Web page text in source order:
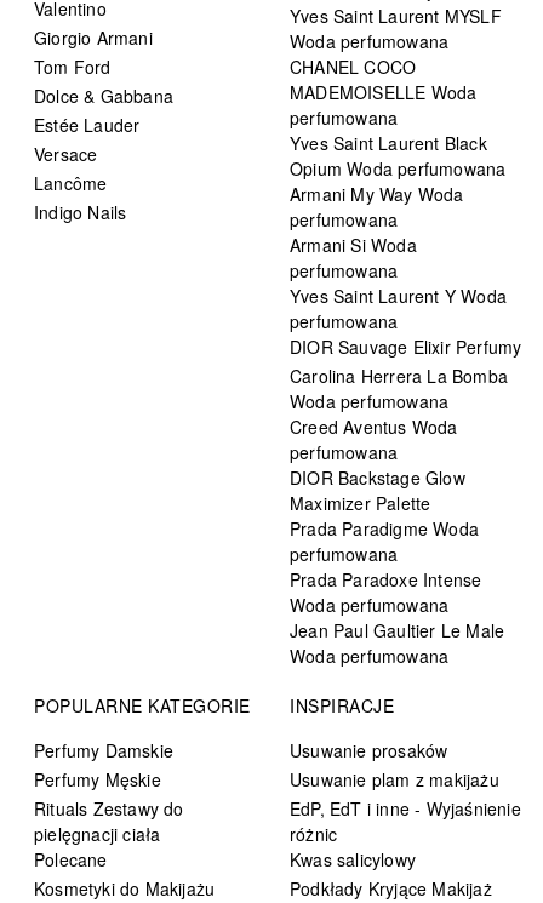
Valentino
Giorgio Armani
Tom Ford
Dolce & Gabbana
Estée Lauder
Versace
Lancôme
Indigo Nails
Yves Saint Laurent MYSLF
Woda perfumowana
CHANEL COCO
MADEMOISELLE Woda
perfumowana
Yves Saint Laurent Black
Opium Woda perfumowana
Armani My Way Woda
perfumowana
Armani Si Woda
perfumowana
Yves Saint Laurent Y Woda
perfumowana
DIOR Sauvage Elixir Perfumy
Carolina Herrera La Bomba
Woda perfumowana
Creed Aventus Woda
perfumowana
DIOR Backstage Glow
Maximizer Palette
Prada Paradigme Woda
perfumowana
Prada Paradoxe Intense
Woda perfumowana
Jean Paul Gaultier Le Male
Woda perfumowana
POPULARNE KATEGORIE
Perfumy Damskie
Perfumy Męskie
Rituals Zestawy do
pielęgnacji ciała
Polecane
Kosmetyki do Makijażu
INSPIRACJE
Usuwanie prosaków
Usuwanie plam z makijażu
EdP, EdT i inne - Wyjaśnienie
różnic
Kwas salicylowy
Podkłady Kryjące Makijaż